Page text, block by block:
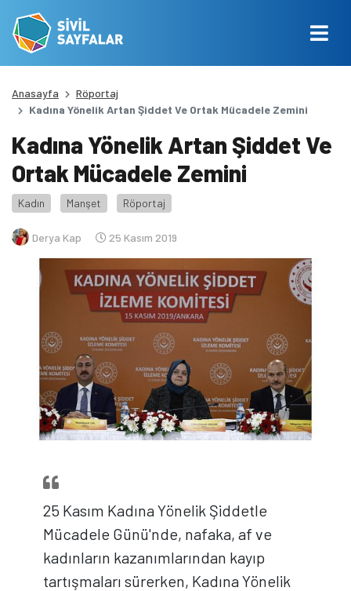
Anasayfa
Röportaj
Kadına Yönelik Artan Şiddet Ve Ortak Mücadele Zemini
Kadına Yönelik Artan Şiddet Ve
Ortak Mücadele Zemini
Kadın Manşet Röportaj
Derya Kap 25 Kasım 2019
25 Kasım Kadına Yönelik Şiddetle
Mücadele Günü'nde, nafaka, af ve
kadınların kazanımlarından kayıp
tartışmaları sürerken, Kadına Yönelik